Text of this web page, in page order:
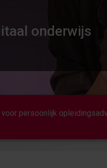
onderwijs
persoonlijk